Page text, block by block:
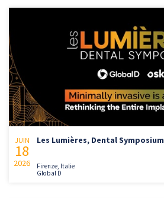
JUIN
18
2026
Les Lumières, Dental Symposium
Firenze, Italie
Global D